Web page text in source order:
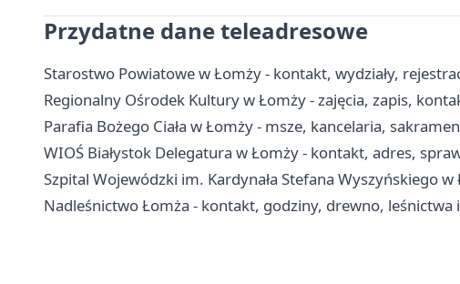
Przydatne dane teleadresowe
Starostwo Powiatowe w Łomży - kontakt, wydziały,
Regionalny Ośrodek Kultury w Łomży - zajęcia, zapis,
Parafia Bożego Ciała w Łomży - msze, kancelaria,
WIOŚ Białystok Delegatura w Łomży - kontakt, adres,
Szpital Wojewódzki im. Kardynała Stefana Wyszyńskiego
Nadleśnictwo Łomża - kontakt, godziny, drewno, leśnictwa